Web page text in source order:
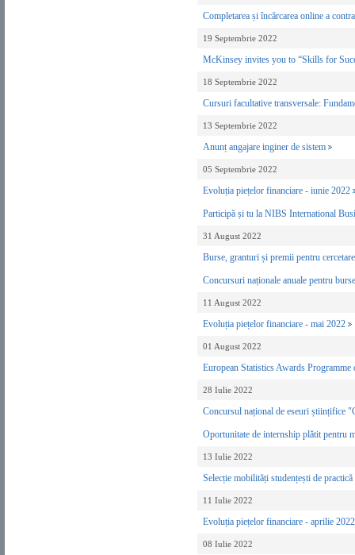
Completarea și încărcarea online a
19 Septembrie 2022
McKinsey invites you to “Skills for
18 Septembrie 2022
Cursuri facultative transversale:
13 Septembrie 2022
Anunț angajare inginer de sistem
05 Septembrie 2022
Evoluția piețelor financiare - iunie 2022
Participă și tu la NIBS International
31 August 2022
Burse, granturi și premii pentru
Concursuri naționale anuale pentru
11 August 2022
Evoluția piețelor financiare - mai 2022
01 August 2022
European Statistics Awards
28 Iulie 2022
Concursul național de eseuri științifice
Oportunitate de internship plătit pentru
13 Iulie 2022
Selecție mobilități studențești de
11 Iulie 2022
Evoluția piețelor financiare - aprilie
08 Iulie 2022